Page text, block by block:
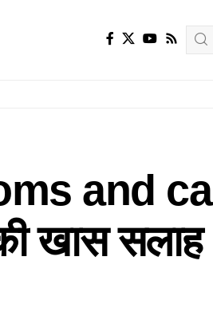
and
खास सलाह